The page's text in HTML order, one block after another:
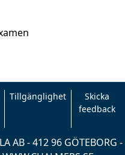
Tillgänglighet
Skicka
feedback
AB - 412 96 GÖTEBORG -